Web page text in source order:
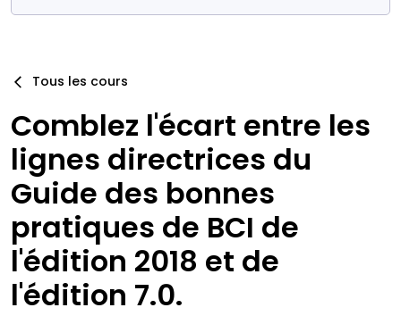
Tous les cours
Comblez l'écart entre les
lignes directrices du
Guide des bonnes
pratiques de BCI de
l'édition 2018 et de
l'édition 7.0.